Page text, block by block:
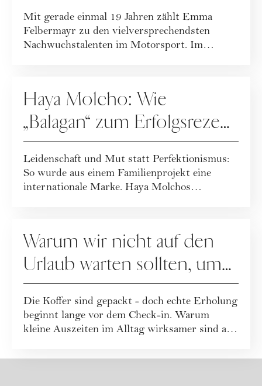
Mit gerade einmal 19 Jahren zählt Emma
Felbermayr zu den vielversprechendsten
Nachwuchstalenten im Motorsport. Im
Haya Molcho: Wie
„Balagan“ zum Erfolgsrezept
wurde
Leidenschaft und Mut statt Perfektionismus:
So wurde aus einem Familienprojekt eine
internationale Marke. Haya Molchos
Warum wir nicht auf den
Urlaub warten sollten, um
uns zu erholen
Die Koffer sind gepackt - doch echte Erholung
beginnt lange vor dem Check-in. Warum
kleine Auszeiten im Alltag wirksamer sind als